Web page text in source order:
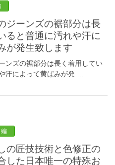
ると普通に汚れや汗に
が発生致します
ンズの裾部分は長く着用してい
汗によって黄ばみが発 …
編
した日本唯一の特殊お